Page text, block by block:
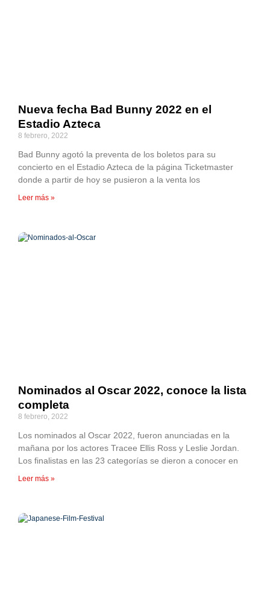
Nueva fecha Bad Bunny 2022 en el
Estadio Azteca
8 febrero, 2022
Bad Bunny agotó la preventa de los boletos para su
concierto en el Estadio Azteca de la página Ticketmaster
donde a partir de hoy se pusieron a la venta los
Leer más »
Nominados al Oscar 2022, conoce la lista
completa
8 febrero, 2022
Los nominados al Oscar 2022, fueron anunciadas en la
mañana por los actores Tracee Ellis Ross y Leslie Jordan.
Los finalistas en las 23 categorías se dieron a conocer en
Leer más »